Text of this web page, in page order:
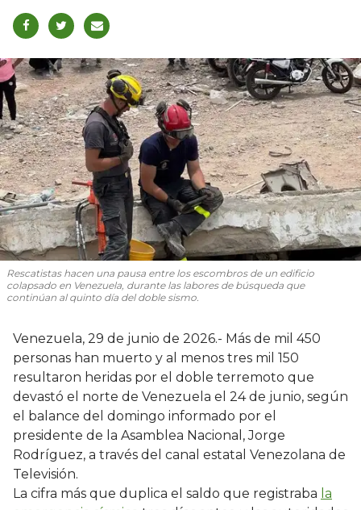
Rescatistas hacen una pausa entre los escombros de un edificio
colapsado en Venezuela, durante las labores de búsqueda que
continúan al quinto día del doble sismo.
Venezuela, 29 de junio de 2026.- Más de mil 450
personas han muerto y al menos tres mil 150
resultaron heridas por el doble terremoto que
devastó el norte de Venezuela el 24 de junio, según
el balance del domingo informado por el
presidente de la Asamblea Nacional, Jorge
Rodríguez, a través del canal estatal Venezolana de
Televisión.
La cifra más que duplica el saldo que registraba la